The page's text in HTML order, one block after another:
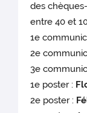
des
entre 40 et
1e
2e
3e
1e poster :
2e poster :